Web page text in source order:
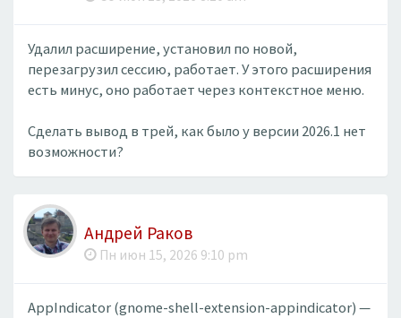
Удалил расширение, установил по новой,
перезагрузил сессию, работает. У этого расширения
есть минус, оно работает через контекстное меню.
Сделать вывод в трей, как было у версии 2026.1 нет
возможности?
Андрей Раков
Пн июн 15, 2026 9:10 pm
AppIndicator (gnome-shell-extension-appindicator) —